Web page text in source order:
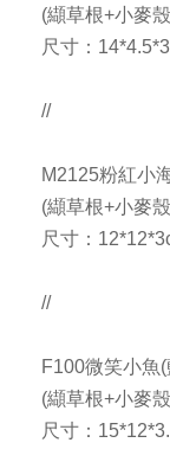
(纈草根+小麥
尺寸：
//
M2125粉紅小
(纈草根+小麥
尺寸：
//
F100微笑小魚(
(纈草根+小麥
尺寸：